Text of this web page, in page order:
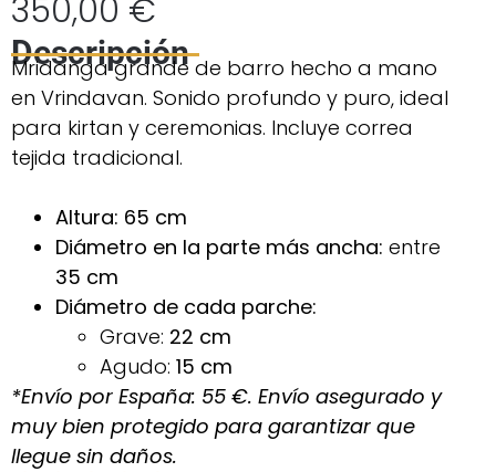
350,00 €
Descripción
Mridanga grande de barro hecho a mano
en Vrindavan. Sonido profundo y puro, ideal
para kirtan y ceremonias. Incluye correa
tejida tradicional.
Altura: 65 cm
Diámetro en la parte más ancha: entre
35 cm
Diámetro de cada parche:
Grave: 22 cm
Agudo: 15 cm
*Envío por España: 55 €. Envío asegurado y
muy bien protegido para garantizar que
llegue sin daños.